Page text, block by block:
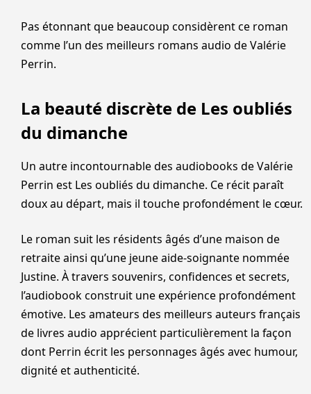
Pas étonnant que beaucoup considèrent ce roman
comme l’un des meilleurs romans audio de Valérie
Perrin.
La beauté discrète de Les oubliés
du dimanche
Un autre incontournable des audiobooks de Valérie
Perrin est Les oubliés du dimanche. Ce récit paraît
doux au départ, mais il touche profondément le cœur.
Le roman suit les résidents âgés d’une maison de
retraite ainsi qu’une jeune aide-soignante nommée
Justine. À travers souvenirs, confidences et secrets,
l’audiobook construit une expérience profondément
émotive. Les amateurs des meilleurs auteurs français
de livres audio apprécient particulièrement la façon
dont Perrin écrit les personnages âgés avec humour,
dignité et authenticité.